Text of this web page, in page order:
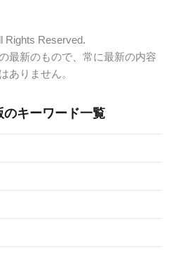
Rights Reserved.
最新のもので、常に最新の内容
ありません。
キーワード一覧